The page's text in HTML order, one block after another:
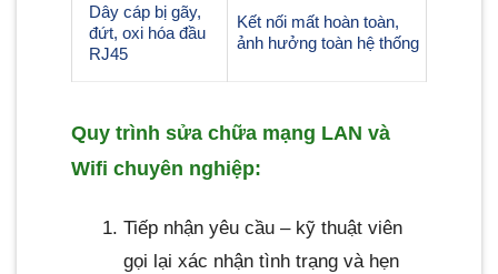
Dây cáp bị gãy,
đứt, oxi hóa đầu
RJ45
Kết nối mất hoàn toàn,
ảnh hưởng toàn hệ thống
Quy trình sửa chữa mạng LAN và
Wifi chuyên nghiệp:
Tiếp nhận yêu cầu – kỹ thuật viên
gọi lại xác nhận tình trạng và hẹn